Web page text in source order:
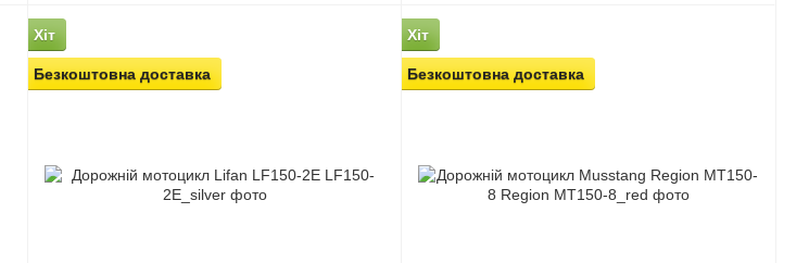
Хіт
Безкоштовна доставка
Хіт
Безкоштовна доставка